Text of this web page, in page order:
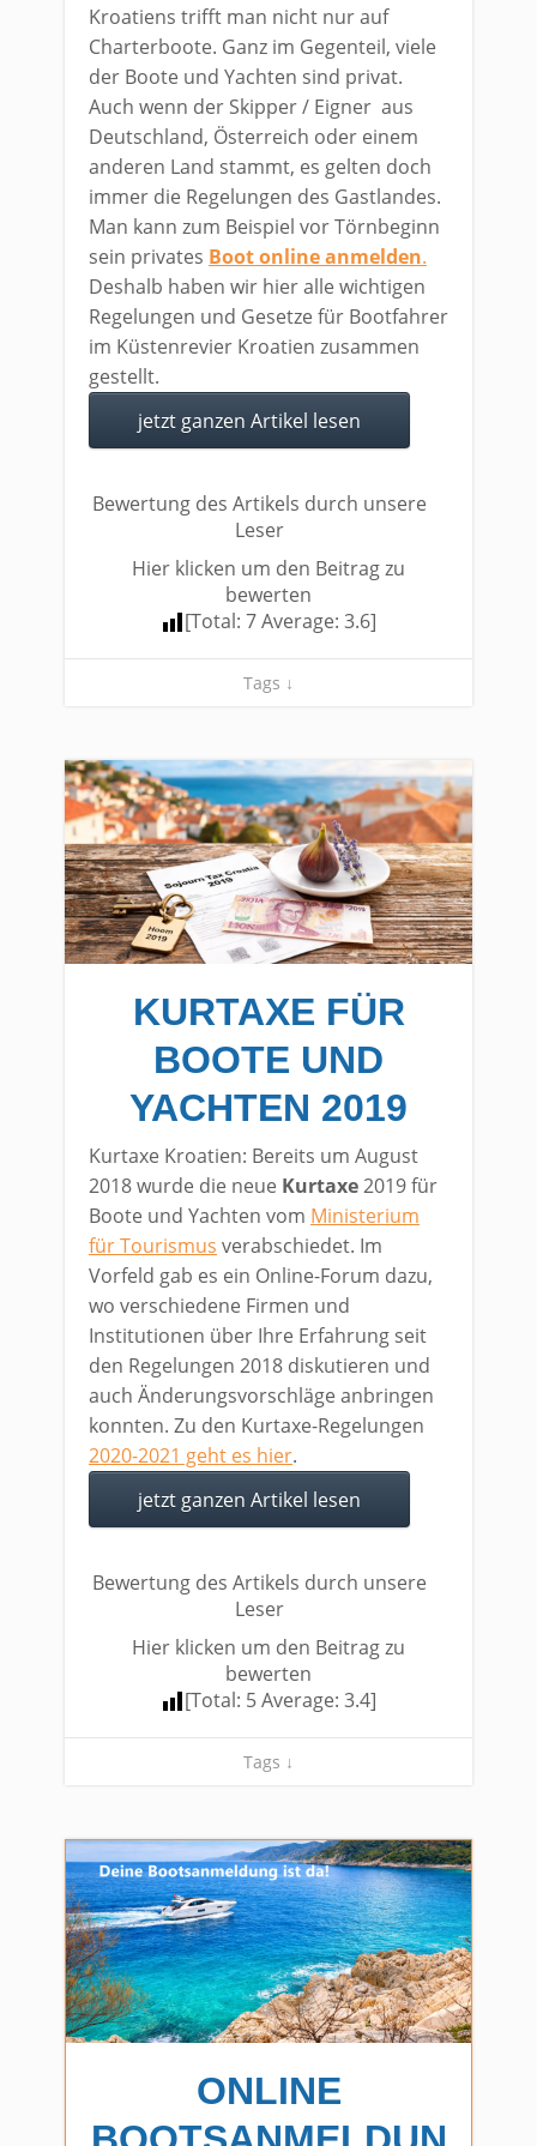
Kroatiens trifft man nicht nur auf
Charterboote. Ganz im Gegenteil, viele
der Boote und Yachten sind privat.
Auch wenn der Skipper / Eigner aus
Deutschland, Österreich oder einem
anderen Land stammt, es gelten doch
immer die Regelungen des Gastlandes.
Man kann zum Beispiel vor Törnbeginn
sein privates Boot online anmelden.
Deshalb haben wir hier alle wichtigen
Regelungen und Gesetze für Bootfahrer
im Küstenrevier Kroatien zusammen
gestellt.
jetzt ganzen Artikel lesen
Bewertung des Artikels durch unsere
Leser
Hier klicken um den Beitrag zu
bewerten
[Total: 7Average: 3.6]
Tags ↓
KURTAXE FÜR
BOOTE UND
YACHTEN 2019
Kurtaxe Kroatien: Bereits um August
2018 wurde die neue Kurtaxe2019 für
Boote und Yachten vom Ministerium
für Tourismus verabschiedet. Im
Vorfeld gab es ein Online-Forum dazu,
wo verschiedene Firmen und
Institutionen über Ihre Erfahrung seit
den Regelungen 2018 diskutieren und
auch Änderungsvorschläge anbringen
konnten. Zu den Kurtaxe-Regelungen
2020-2021 geht es hier.
jetzt ganzen Artikel lesen
Bewertung des Artikels durch unsere
Leser
Hier klicken um den Beitrag zu
bewerten
[Total: 5Average: 3.4]
Tags ↓
ONLINE